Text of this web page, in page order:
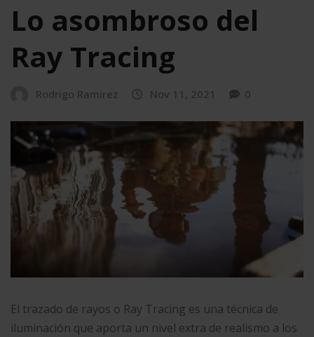
Lo asombroso del
Ray Tracing
Rodrigo Ramirez Nov 11, 2021 0
El trazado de rayos o Ray Tracing es una técnica de
iluminación que aporta un nivel extra de realismo a los